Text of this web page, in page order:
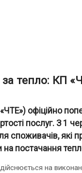
тепло: КП
офіційно
послуг. З 1
споживачів, які
постачання
на